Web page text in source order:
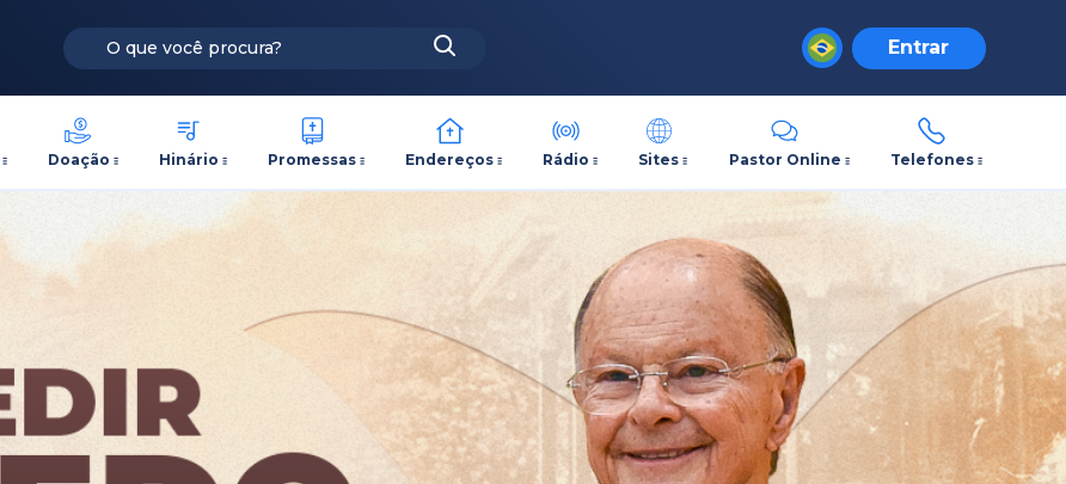
Entrar
Doação Hinário Promessas Endereços Rádio Sites Pastor Online Telefones